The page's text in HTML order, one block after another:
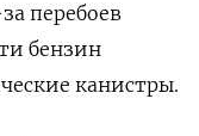
перебоев
бензин
канистры.